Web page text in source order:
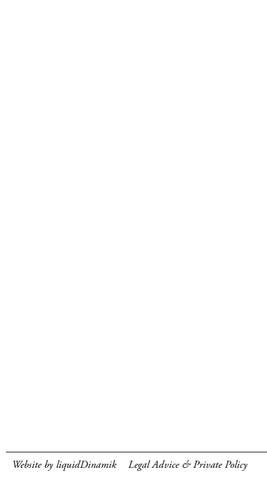
Website by liquidDinamik Legal Advice & Private Policy